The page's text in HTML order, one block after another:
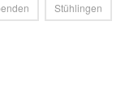
Stühlingen